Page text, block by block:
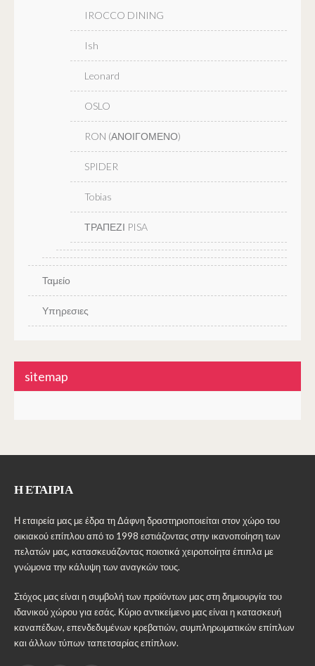
IROCCO DINING
Ish
Leonard
OSLO
RON (ΑΝΟΙΓΟΜΕΝΟ)
SPIDER
Tobias
ΤΡΑΠΕΖΙ PISA
Ταμείο
Υπηρεσιες
sitemap
Η ΕΤΑΙΡΊΑ
Η εταιρεία μας με έδρα τη Δάφνη δραστηριοποιείται στον χώρο του
οικιακού επίπλου από το 1998 εστιάζοντας στην ικανοποίηση των
πελατών μας, κατασκευάζοντας ποιοτικά χειροποίητα έπιπλα με
γνώμονα την κάλυψη των αναγκών τους.
Στόχος μας είναι η συμβολή των προϊόντων μας στη δημιουργία του
ιδανικού χώρου για εσάς. Κύριο αντικείμενο μας είναι η κατασκευή
καναπέδων, επενδεδυμένων κρεβατιών, συμπληρωματικών επίπλων
και άλλων τύπων ταπετσαρίας επίπλων.